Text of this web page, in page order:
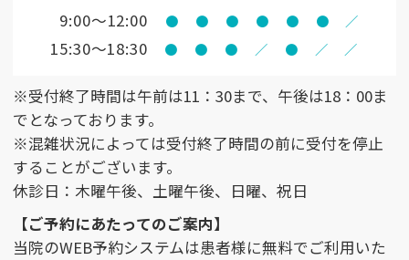
9:00〜12:00 ● ● ● ● ● ● ／
15:30〜18:30 ● ● ● ／ ● ／ ／
※受付終了時間は午前は11：30まで、午後は18：00ま
でとなっております。
※混雑状況によっては受付終了時間の前に受付を停止
することがございます。
休診日：木曜午後、土曜午後、日曜、祝日
【ご予約にあたってのご案内】
当院のWEB予約システムは患者様に無料でご利用いた